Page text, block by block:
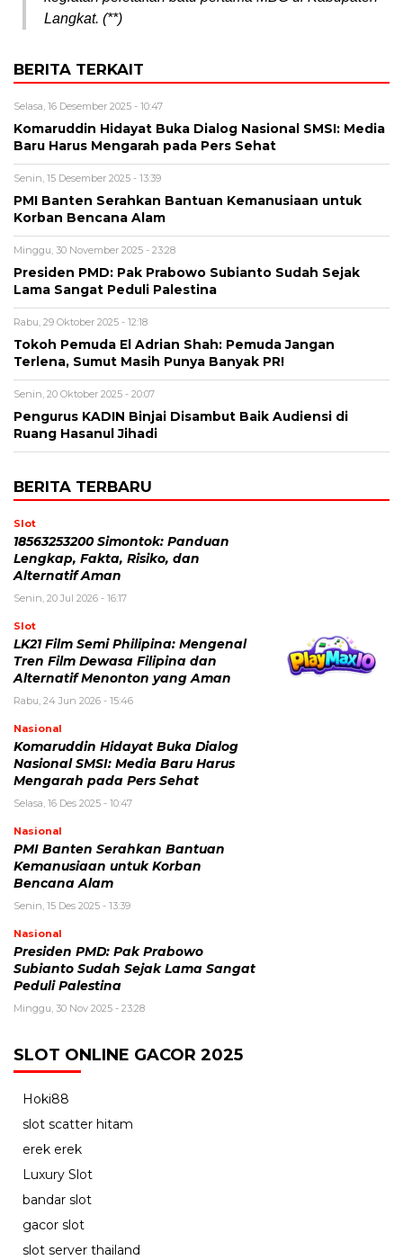
Langkat. (**)
BERITA TERKAIT
Selasa, 16 Desember 2025 - 10:47
Komaruddin Hidayat Buka Dialog Nasional SMSI: Media
Baru Harus Mengarah pada Pers Sehat
Senin, 15 Desember 2025 - 13:39
PMI Banten Serahkan Bantuan Kemanusiaan untuk
Korban Bencana Alam
Minggu, 30 November 2025 - 23:28
Presiden PMD: Pak Prabowo Subianto Sudah Sejak
Lama Sangat Peduli Palestina
Rabu, 29 Oktober 2025 - 12:18
Tokoh Pemuda El Adrian Shah: Pemuda Jangan
Terlena, Sumut Masih Punya Banyak PR!
Senin, 20 Oktober 2025 - 20:07
Pengurus KADIN Binjai Disambut Baik Audiensi di
Ruang Hasanul Jihadi
BERITA TERBARU
Slot
18563253200 Simontok: Panduan
Lengkap, Fakta, Risiko, dan
Alternatif Aman
Senin, 20 Jul 2026 - 16:17
Slot
LK21 Film Semi Philipina: Mengenal
Tren Film Dewasa Filipina dan
Alternatif Menonton yang Aman
Rabu, 24 Jun 2026 - 15:46
Nasional
Komaruddin Hidayat Buka Dialog
Nasional SMSI: Media Baru Harus
Mengarah pada Pers Sehat
Selasa, 16 Des 2025 - 10:47
Nasional
PMI Banten Serahkan Bantuan
Kemanusiaan untuk Korban
Bencana Alam
Senin, 15 Des 2025 - 13:39
Nasional
Presiden PMD: Pak Prabowo
Subianto Sudah Sejak Lama Sangat
Peduli Palestina
Minggu, 30 Nov 2025 - 23:28
SLOT ONLINE GACOR 2025
Hoki88
slot scatter hitam
erek erek
Luxury Slot
bandar slot
gacor slot
slot server thailand